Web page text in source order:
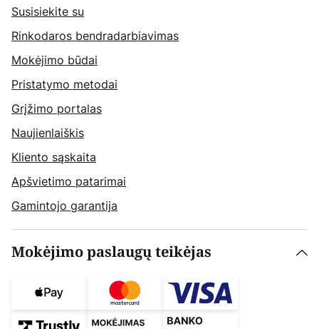
Susisiekite su
Rinkodaros bendradarbiavimas
Mokėjimo būdai
Pristatymo metodai
Grįžimo portalas
Naujienlaiškis
Kliento sąskaita
Apšvietimo patarimai
Gamintojo garantija
Mokėjimo paslaugų teikėjas